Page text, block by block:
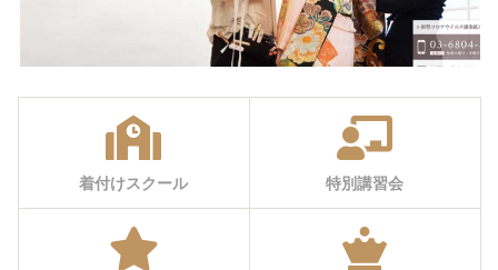
着付けスクール 特別講習会